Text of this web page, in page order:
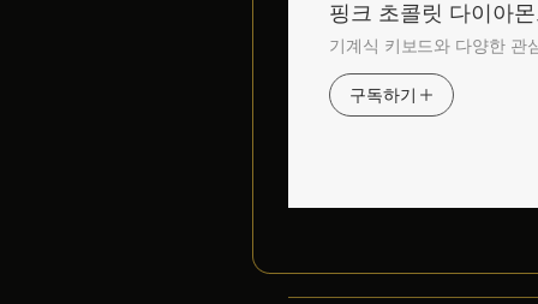
핑크 초콜릿 다이아
기계식 키보드와 다양한 관
구독하기